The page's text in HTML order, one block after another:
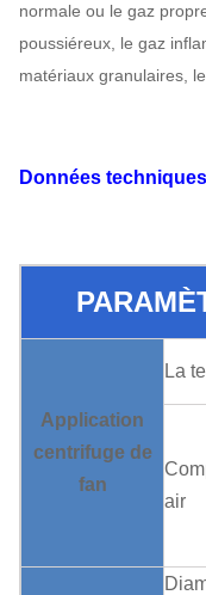
normale ou le gaz
poussiéreux, le gaz
matériaux granulaires,
Données techniques
Application
centrifuge de
fan
La
air